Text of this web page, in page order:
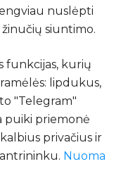
nuslėpti
siuntimo.
funkcijas, kurių
lipdukus,
"Telegram"
puiki priemonė
privačius ir
Nuoma